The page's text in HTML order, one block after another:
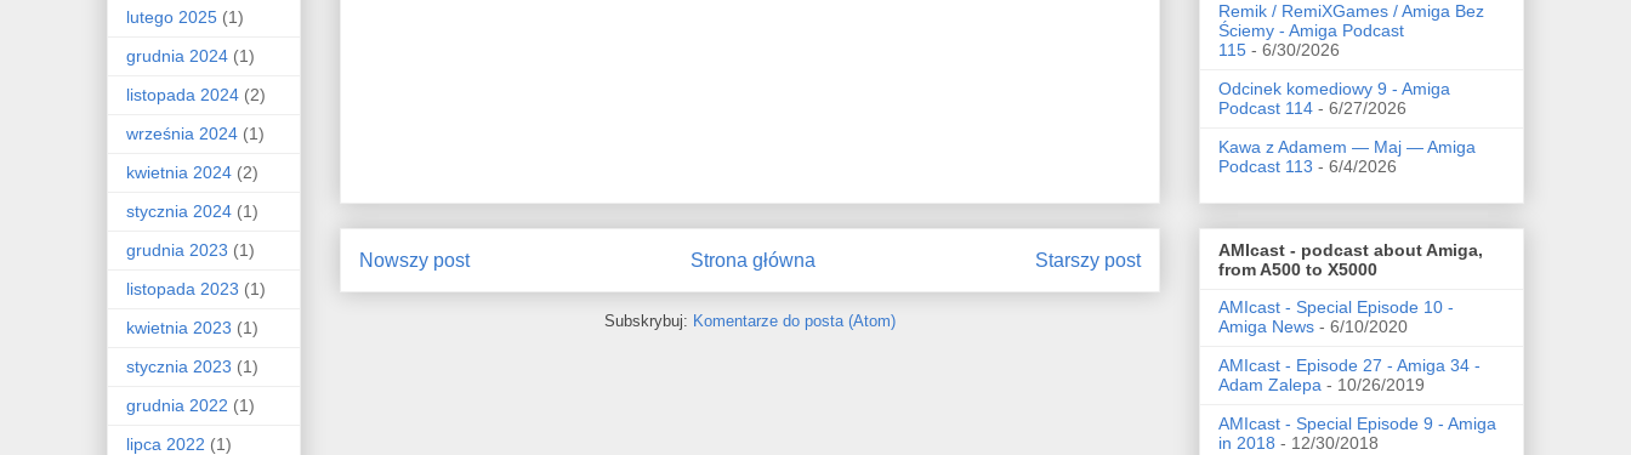
Nowszy post Starszy post
Strona główna
Subskrybuj: Komentarze do posta (Atom)
lutego 2025 (1)
grudnia 2024 (1)
listopada 2024 (2)
września 2024 (1)
kwietnia 2024 (2)
stycznia 2024 (1)
grudnia 2023 (1)
listopada 2023 (1)
kwietnia 2023 (1)
stycznia 2023 (1)
grudnia 2022 (1)
lipca 2022 (1)
Remik / RemiXGames / Amiga Bez
Ściemy - Amiga Podcast
115 - 6/30/2026
Odcinek komediowy 9 - Amiga
Podcast 114 - 6/27/2026
Kawa z Adamem — Maj — Amiga
Podcast 113 - 6/4/2026
AMIcast - podcast about Amiga,
from A500 to X5000
AMIcast - Special Episode 10 -
Amiga News - 6/10/2020
AMIcast - Episode 27 - Amiga 34 -
Adam Zalepa - 10/26/2019
AMIcast - Special Episode 9 - Amiga
in 2018 - 12/30/2018